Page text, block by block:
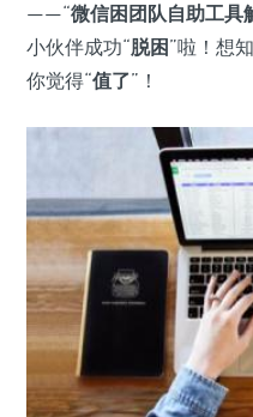
——“微信困团队自助工具
小伙伴成功“脱困 ”啦！想
你觉得“值了”！